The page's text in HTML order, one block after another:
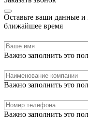
Оставьте ваши данные
ближайшее время
Важно заполнить это
Важно заполнить это
Важно заполнить это